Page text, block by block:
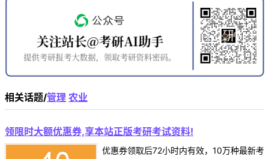
相关话题/管理 农业
领限时大额优惠券,享本站正版考研考试资料!
优惠券领取后72小时内有效，10万种最新考